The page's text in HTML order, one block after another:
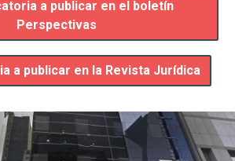
Perspectivas
a publicar en la Revista Jurídica